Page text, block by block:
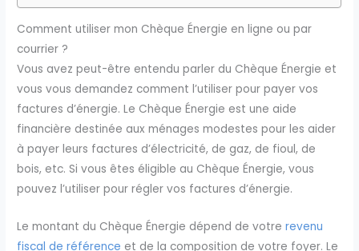
Comment utiliser mon Chèque Énergie en ligne ou par
courrier ?
Vous avez peut-être entendu parler du Chèque Énergie et
vous vous demandez comment l’utiliser pour payer vos
factures d’énergie. Le Chèque Énergie est une aide
financière destinée aux ménages modestes pour les aider
à payer leurs factures d’électricité, de gaz, de fioul, de
bois, etc. Si vous êtes éligible au Chèque Énergie, vous
pouvez l’utiliser pour régler vos factures d’énergie.
Le montant du Chèque Énergie dépend de votrerevenu
fiscal de référence et de la composition de votre foyer. Le